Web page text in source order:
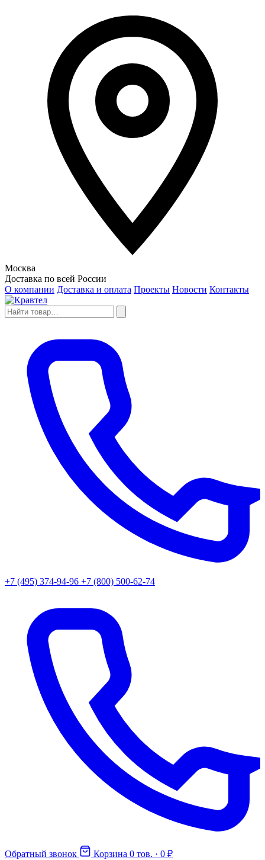
Москва
Доставка по всей России
О компании Доставка и оплата Проекты Новости Контакты
+7 (495) 374-94-96 +7 (800) 500-62-74
Обратный звонок Корзина 0 тов. · 0 ₽